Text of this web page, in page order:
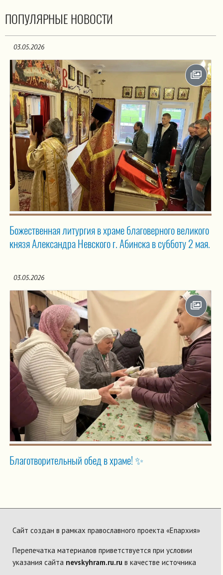
ПОПУЛЯРНЫЕ НОВОСТИ
03.05.2026
Божественная литургия в храме благоверного великого
князя Александра Невского г. Абинска в субботу 2 мая.
03.05.2026
Благотворительный обед в храме! ✨
Сайт создан в рамках православного проекта «Епархия»
Перепечатка материалов приветствуется при условии
указания сайта nevskyhram.ru.ru в качестве источника